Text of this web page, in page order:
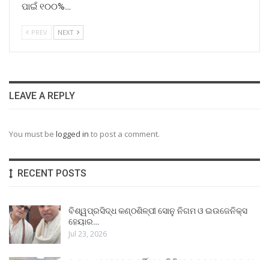
ପାଇଁ ୧୦୦%…
PREV NEXT
LEAVE A REPLY
You must be logged in to post a comment.
RECENT POSTS
ବିଶ୍ୱପ୍ରସିଦ୍ଧ କଣ୍ଠଶିଳ୍ପୀ ସୋନୁ ନିଗମ ଓ ଇଉଜେନିକ୍ସ
ହେୟାର…
Jul 23, 2026